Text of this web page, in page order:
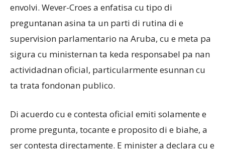
envolvi. Wever-Croes a enfatisa cu tipo di
preguntanan asina ta un parti di rutina di e
supervision parlamentario na Aruba, cu e meta pa
sigura cu ministernan ta keda responsabel pa nan
actividadnan oficial, particularmente esunnan cu
ta trata fondonan publico.
Di acuerdo cu e contesta oficial emiti solamente e
prome pregunta, tocante e proposito di e biahe, a
ser contesta directamente. E minister a declara cu e